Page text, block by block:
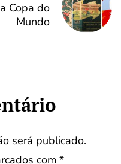
Copa do
Mundo
será publicado.
com *